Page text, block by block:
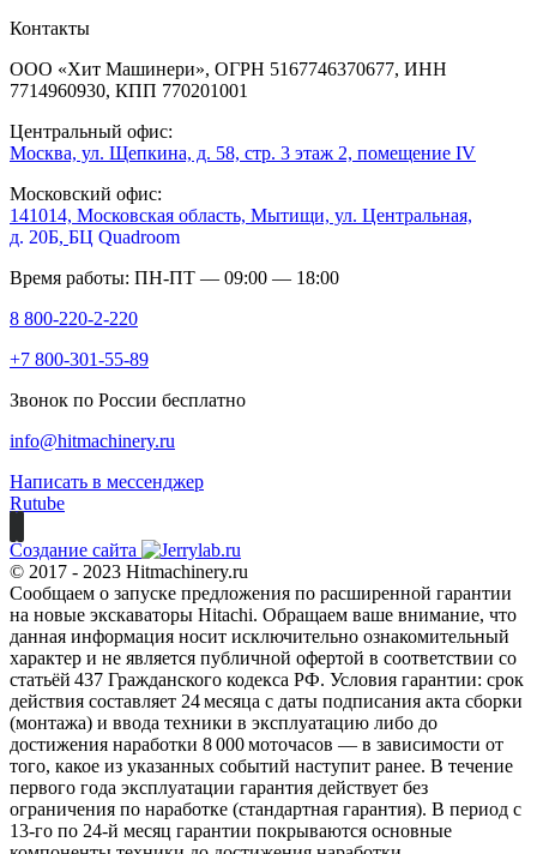
Контакты
ООО «Хит Машинери», ОГРН 5167746370677, ИНН
7714960930, КПП 770201001
Центральный офис:
Москва, ул. Щепкина, д. 58, стр. 3 этаж 2, помещение IV
Московский офис:
141014, Московская область, Мытищи, ул. Центральная,
д. 20Б, БЦ Quadroom
Время работы: ПН-ПТ — 09:00 — 18:00
8 800-220-2-220
+7 800-301-55-89
Звонок по России бесплатно
info@hitmachinery.ru
Написать в мессенджер
Rutube
Создание сайта
© 2017 - 2023 Hitmachinery.ru
Сообщаем о запуске предложения по расширенной гарантии
на новые экскаваторы Hitachi. Обращаем ваше внимание, что
данная информация носит исключительно ознакомительный
характер и не является публичной офертой в соответствии со
статьёй 437 Гражданского кодекса РФ. Условия гарантии: срок
действия составляет 24 месяца с даты подписания акта сборки
(монтажа) и ввода техники в эксплуатацию либо до
достижения наработки 8 000 моточасов — в зависимости от
того, какое из указанных событий наступит ранее. В течение
первого года эксплуатации гарантия действует без
ограничения по наработке (стандартная гарантия). В период с
13‑го по 24‑й месяц гарантии покрываются основные